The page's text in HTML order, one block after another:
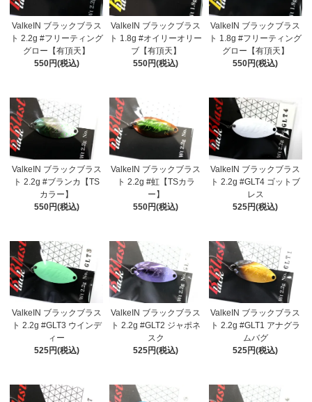
ValkeIN ブラックブラス
ト 2.2g #フリーティング
グロー【有頂天】
550円(税込)
ValkeIN ブラックブラス
ト 1.8g #オイリーオリー
ブ【有頂天】
550円(税込)
ValkeIN ブラックブラス
ト 1.8g #フリーティング
グロー【有頂天】
550円(税込)
ValkeIN ブラックブラス
ト 2.2g #ブランカ【TS
カラー】
550円(税込)
ValkeIN ブラックブラス
ト 2.2g #虹【TSカラ
ー】
550円(税込)
ValkeIN ブラックブラス
ト 2.2g #GLT4 ゴットブ
レス
525円(税込)
ValkeIN ブラックブラス
ト 2.2g #GLT3 ウインデ
ィー
525円(税込)
ValkeIN ブラックブラス
ト 2.2g #GLT2 ジャポネ
スク
525円(税込)
ValkeIN ブラックブラス
ト 2.2g #GLT1 アナグラ
ムバグ
525円(税込)